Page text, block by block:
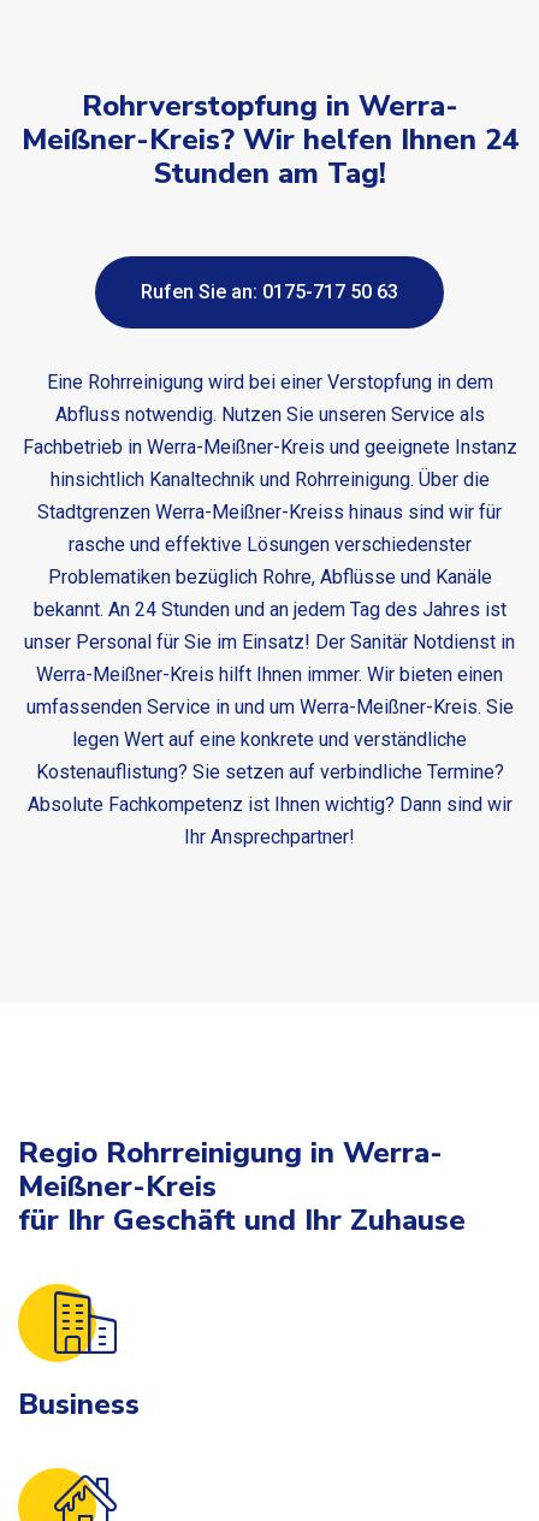
Rohrverstopfung in Werra-
Meißner-Kreis? Wir helfen Ihnen 24
Stunden am Tag!
Rufen Sie an: 0175-717 50 63
Eine Rohrreinigung wird bei einer Verstopfung in dem
Abfluss notwendig. Nutzen Sie unseren Service als
Fachbetrieb in Werra-Meißner-Kreis und geeignete Instanz
hinsichtlich Kanaltechnik und Rohrreinigung. Über die
Stadtgrenzen Werra-Meißner-Kreiss hinaus sind wir für
rasche und effektive Lösungen verschiedenster
Problematiken bezüglich Rohre, Abflüsse und Kanäle
bekannt. An 24 Stunden und an jedem Tag des Jahres ist
unser Personal für Sie im Einsatz! Der Sanitär Notdienst in
Werra-Meißner-Kreis hilft Ihnen immer. Wir bieten einen
umfassenden Service in und um Werra-Meißner-Kreis. Sie
legen Wert auf eine konkrete und verständliche
Kostenauflistung? Sie setzen auf verbindliche Termine?
Absolute Fachkompetenz ist Ihnen wichtig? Dann sind wir
Ihr Ansprechpartner!
Regio Rohrreinigung in Werra-
Meißner-Kreis
für Ihr Geschäft und Ihr Zuhause
Business